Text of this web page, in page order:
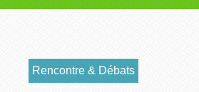
Rencontre & Débats